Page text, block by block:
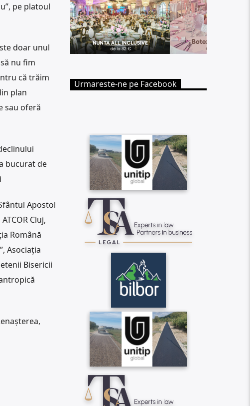
pe platoul
doar unul
nu fim
că trăim
plan
sau oferă
bucurat de
Apostol
Cluj,
Română
Asociația
Bisericii
Urmareste-ne pe Facebook